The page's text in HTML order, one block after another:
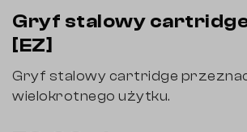
Gryf stalowy
[EZ]
Gryf stalowy cartridge
wielokrotnego użytku.